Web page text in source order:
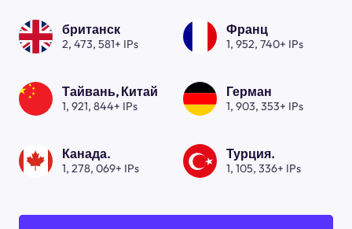
британск
2, 473, 581+ IPs
Франц
1, 952, 740+ IPs
Тайвань, Китай
1, 921, 844+ IPs
Герман
1, 903, 353+ IPs
Канада.
1, 278, 069+ IPs
Турция.
1, 105, 336+ IPs